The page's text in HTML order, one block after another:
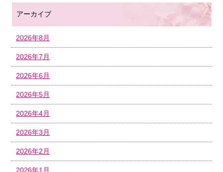
アーカイブ
2026年8月
2026年7月
2026年6月
2026年5月
2026年4月
2026年3月
2026年2月
2026年1月